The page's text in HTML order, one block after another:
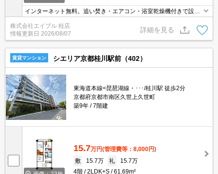
インターネット無料。追い焚き・エアコン・浴室乾燥機付きで設備
充実!。オートロック・エレベーター付RCマンション!。宅配ボック
スあり。玄関はカードキーシステム。引越指定業者あり。ぜひお問
合せください。
株式会社エイブル 桂店
情報更新日 2026/08/07
詳細を見る
賃貸マンション シエリア京都桂川駅前（402）
東海道本線<琵琶湖線・･･･/桂川駅 徒歩2分
京都府京都市南区久世上久世町
築9年
7階建
15.7万円(管理費等：8,000円)
敷
15.7万 礼
15.7万
4階
2LDK+S 61.69m²